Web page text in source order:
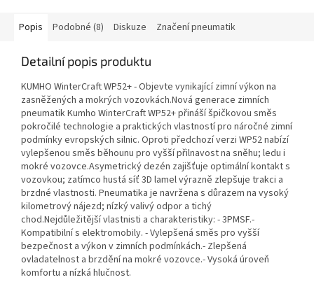
Popis Podobné (8) Diskuze Značení pneumatik
Detailní popis produktu
KUMHO WinterCraft WP52+ - Objevte vynikající zimní výkon na
zasněžených a mokrých vozovkách.Nová generace zimních
pneumatik Kumho WinterCraft WP52+ přináší špičkovou směs
pokročilé technologie a praktických vlastností pro náročné zimní
podmínky evropských silnic. Oproti předchozí verzi WP52 nabízí
vylepšenou směs běhounu pro vyšší přilnavost na sněhu; ledu i
mokré vozovce.Asymetrický dezén zajišťuje optimální kontakt s
vozovkou; zatímco hustá síť 3D lamel výrazně zlepšuje trakci a
brzdné vlastnosti. Pneumatika je navržena s důrazem na vysoký
kilometrový nájezd; nízký valivý odpor a tichý
chod.Nejdůležitější vlastnisti a charakteristiky: - 3PMSF.-
Kompatibilní s elektromobily. - Vylepšená směs pro vyšší
bezpečnost a výkon v zimních podmínkách.- Zlepšená
ovladatelnost a brzdění na mokré vozovce.- Vysoká úroveň
komfortu a nízká hlučnost.